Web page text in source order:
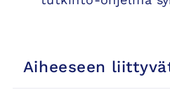
Aiheeseen